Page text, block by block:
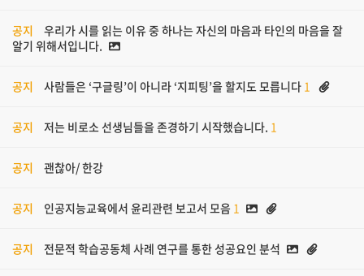
공지
우리가 시를 읽는 이유 중 하나는 자신의 마음과 타인의 마음을 잘
알기 위해서입니다.
공지 사람들은 ‘구글링’이 아니라 ‘지피팅’을 할지도 모릅니다 1
공지 저는 비로소 선생님들을 존경하기 시작했습니다. 1
공지 괜찮아/ 한강
공지 인공지능교육에서 윤리관련 보고서 모음 1
공지 전문적 학습공동체 사례 연구를 통한 성공요인 분석